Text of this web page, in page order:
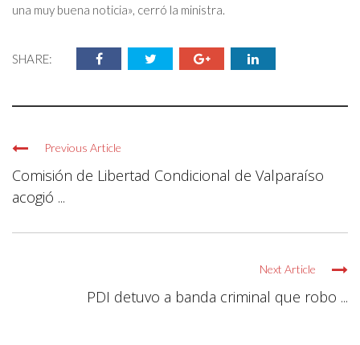
una muy buena noticia», cerró la ministra.
SHARE:
Previous Article
Comisión de Libertad Condicional de Valparaíso
acogió ...
Next Article
PDI detuvo a banda criminal que robo ...